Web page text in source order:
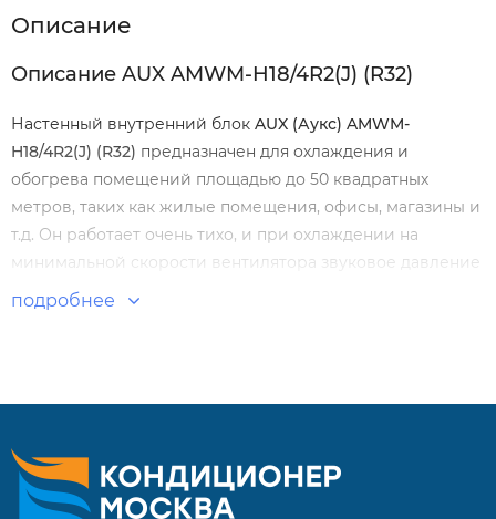
Описание
Описание AUX AMWM-H18/4R2(J) (R32)
Настенный внутренний блок AUX (Аукс) AMWM-
H18/4R2(J) (R32) предназначен для охлаждения и
обогрева помещений площадью до 50 квадратных
метров, таких как жилые помещения, офисы, магазины и
т.д. Он работает очень тихо, и при охлаждении на
минимальной скорости вентилятора звуковое давление
не превышает 27 дБА.
Новая крыльчатка вентилятора — мощность возд.
потока выше на 15%.
подробнее